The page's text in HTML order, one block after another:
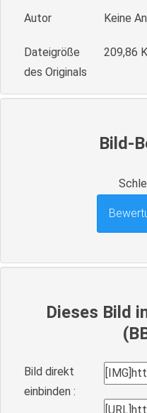
Autor Keine
Dateigröße
des Originals
209,86
Bild-
Dieses Bild
Bild direkt
einbinden :